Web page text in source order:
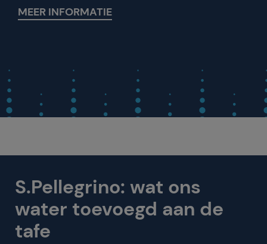
MEER INFORMATIE
S.Pellegrino: wat ons
water toevoegd aan de
tafe